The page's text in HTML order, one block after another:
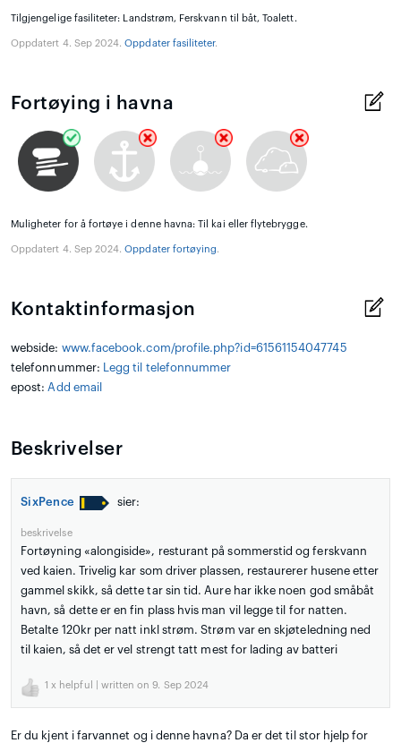
Tilgjengelige fasiliteter: Landstrøm, Ferskvann til båt, Toalett.
Oppdatert 4. Sep 2024.Oppdater fasiliteter.
Fortøying i havna
Muligheter for å fortøye i denne havna: Til kai eller flytebrygge.
Oppdatert 4. Sep 2024.Oppdater fortøying.
Kontaktinformasjon
webside: www.facebook.com/profile.php?id=61561154047745
telefonnummer:
Legg til telefonnummer
epost: Add email
Beskrivelser
SixPence sier:
beskrivelse
Fortøyning «alongiside», resturant på sommerstid og ferskvann
ved kaien. Trivelig kar som driver plassen, restaurerer husene etter
gammel skikk, så dette tar sin tid. Aure har ikke noen god småbåt
havn, så dette er en fin plass hvis man vil legge til for natten.
Betalte 120kr per natt inkl strøm. Strøm var en skjøteledning ned
til kaien, så det er vel strengt tatt mest for lading av batteri
1 x helpful | written on 9. Sep 2024
Er du kjent i farvannet og i denne havna? Da er det til stor hjelp for